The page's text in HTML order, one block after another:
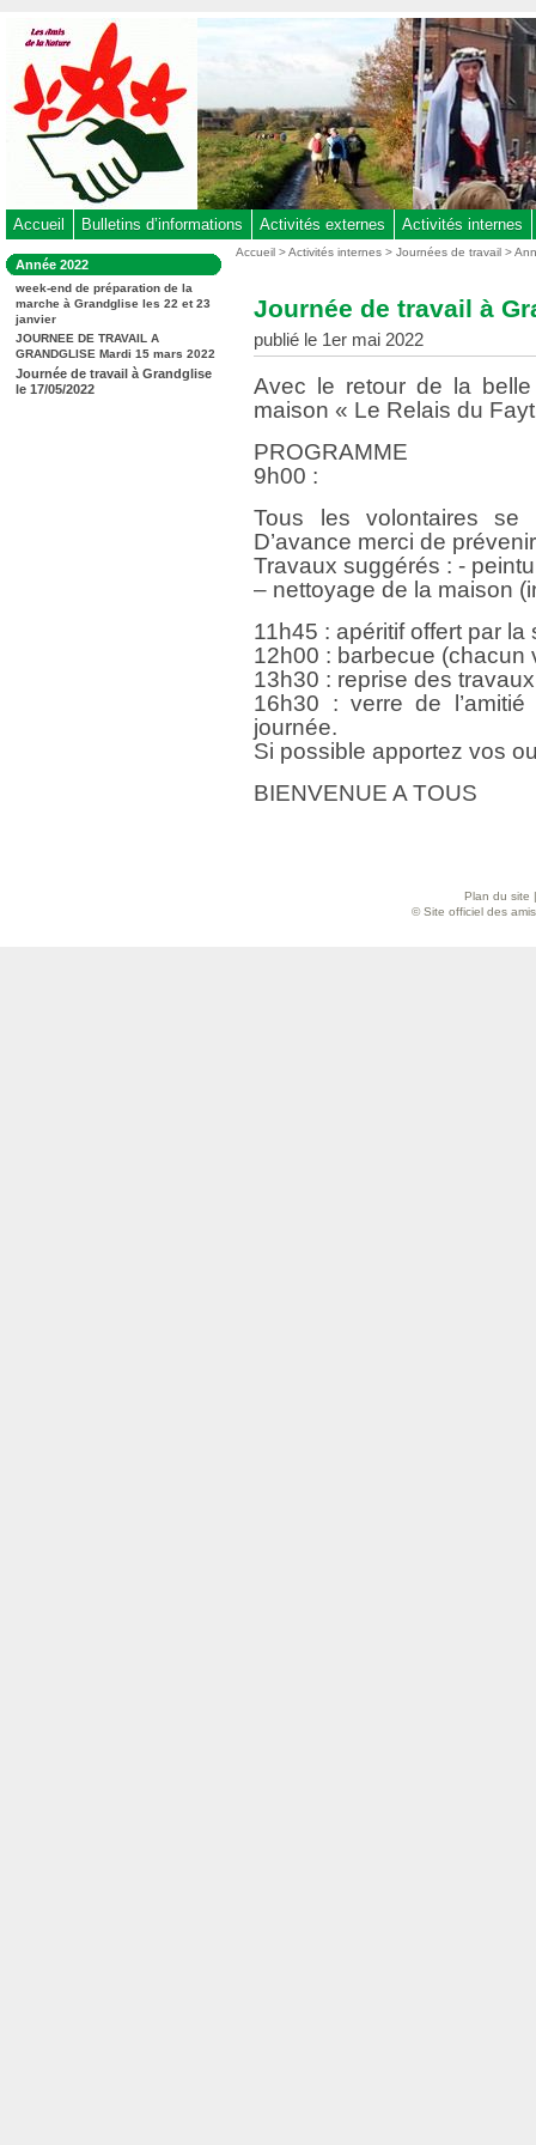
au
contenu
-
Aller
au
menu
-
à
la
recherche
Accueil Bulletins d’informations Activités externes Activités internes
Dans
la
rubrique
:
Année 2022
week-end de préparation de la
marche à Grandglise les 22 et 23
janvier
JOURNEE DE TRAVAIL A
GRANDGLISE Mardi 15 mars 2022
Journée de travail à Grandglise
le 17/05/2022
Vous
Accueil >Activités internes >Journées de travail>
Journée de travail à
publié le 1er mai 2022
Avec le retour de la
maison « Le Relais du
PROGRAMME
9h00 :
Tous les volontaires
D’avance merci de
Travaux suggérés : -
– nettoyage de la maison
11h45 : apéritif offert par la
12h00 : barbecue (chacun
13h30 : reprise des travaux
16h30 : verre de
journée.
Si possible apportez vos
BIENVENUE A TOUS
Plan du site
© Site officiel des